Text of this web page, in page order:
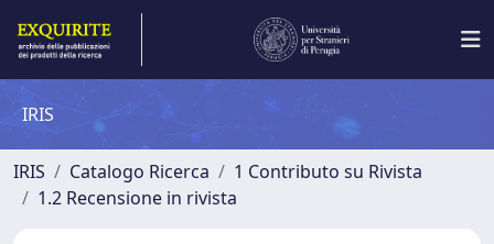
IRIS
IRIS Catalogo Ricerca
1 Contributo su Rivista
1.2 Recensione in rivista